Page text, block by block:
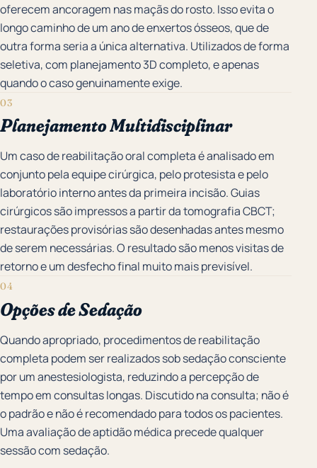
oferecem ancoragem nas maçãs do rosto. Isso evita o
longo caminho de um ano de enxertos ósseos, que de
outra forma seria a única alternativa. Utilizados de forma
seletiva, com planejamento 3D completo, e apenas
quando o caso genuinamente exige.
03
Planejamento Multidisciplinar
Um caso de reabilitação oral completa é analisado em
conjunto pela equipe cirúrgica, pelo protesista e pelo
laboratório interno antes da primeira incisão. Guias
cirúrgicos são impressos a partir da tomografia CBCT;
restaurações provisórias são desenhadas antes mesmo
de serem necessárias. O resultado são menos visitas de
retorno e um desfecho final muito mais previsível.
04
Opções de Sedação
Quando apropriado, procedimentos de reabilitação
completa podem ser realizados sob sedação consciente
por um anestesiologista, reduzindo a percepção de
tempo em consultas longas. Discutido na consulta; não é
o padrão e não é recomendado para todos os pacientes.
Uma avaliação de aptidão médica precede qualquer
sessão com sedação.